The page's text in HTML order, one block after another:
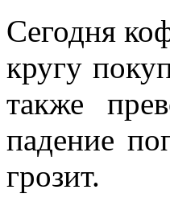
Сегодня
кругу
также
падение
грозит.